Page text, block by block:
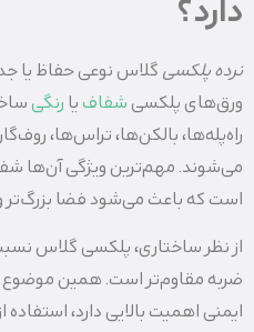
دارد؟
نرده پلکسی گلاس نوعی حفاظ یا
ورق‌های پلکسی شفافیا رنگی
راه‌پله‌ها، بالکن‌ها، تراس‌ها،
می‌شوند. مهم‌ترین ویژگی آن‌ها
است که باعث می‌شود فضا بزرگ‌تر
از نظر ساختاری، پلکسی گلاس
ضربه مقاوم‌تر است. همین موضوع
ایمنی اهمیت بالایی دارد، استفاده